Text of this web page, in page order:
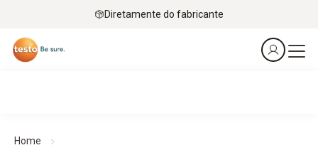
Diretamente do fabricante
Home